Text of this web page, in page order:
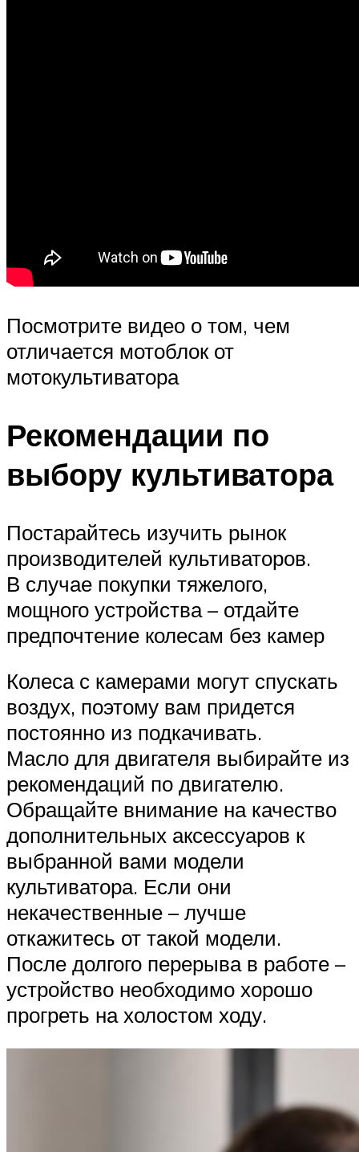
Посмотрите видео о том, чем
отличается мотоблок от
мотокультиватора
Рекомендации по
выбору культиватора
Постарайтесь изучить рынок
производителей культиваторов.
В случае покупки тяжелого,
мощного устройства – отдайте
предпочтение колесам без камер
Колеса с камерами могут спускать
воздух, поэтому вам придется
постоянно из подкачивать.
Масло для двигателя выбирайте из
рекомендаций по двигателю.
Обращайте внимание на качество
дополнительных аксессуаров к
выбранной вами модели
культиватора. Если они
некачественные – лучше
откажитесь от такой модели.
После долгого перерыва в работе –
устройство необходимо хорошо
прогреть на холостом ходу.